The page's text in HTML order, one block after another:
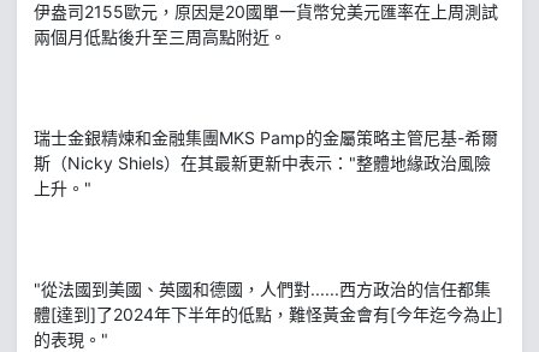
伊盎司2155歐元，原因是20國單一貨幣兌美元匯率在上周測試
兩個月低點後升至三周高點附近。
瑞士金銀精煉和金融集團MKS Pamp的金屬策略主管尼基-希爾
斯（Nicky Shiels）在其最新更新中表示："整體地緣政治風險
上升。"
"從法國到美國、英國和德國，人們對......西方政治的信任都集
體[達到]了2024年下半年的低點，難怪黃金會有[今年迄今為止]
的表現。"